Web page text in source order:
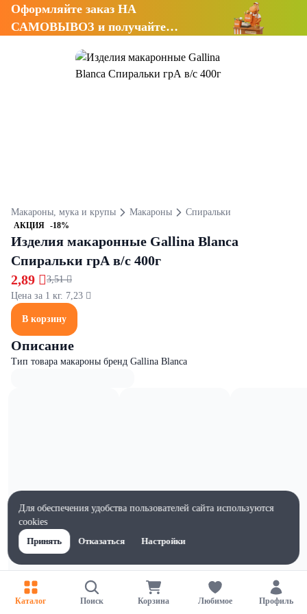
Оформляйте заказ НА
САМОВЫВОЗ и получайте
Макароны, мука и крупы Макароны Спиральки
АКЦИЯ -18%
Изделия макаронные Gallina Blanca
Спиральки грА в/с 400г
2,89 3,51 
Цена за 1 кг. 7,23 
В корзину
Описание
Тип товара макароны бренд Gallina Blanca
Характеристики
Каталог Поиск Корзина Любимое Профиль
Для обеспечения удобства пользователей сайта используются
cookies
Принять
Отказаться Настройки